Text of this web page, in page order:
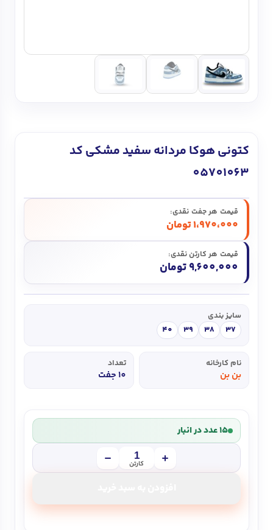
کتونی هوکا مردانه سفید مشکی کد
05701063
قیمت هر جفت نقدی:
1،970،000تومان
قیمت هر کارتن نقدی:
9,600,000 تومان
سایز بندی
37
38
39
40
نام کارخانه
بن بن
تعداد
10 جفت
15 عدد در انبار
کارتن